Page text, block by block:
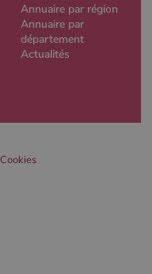
Annuaire par région
Annuaire par
département
Actualités
Cookies